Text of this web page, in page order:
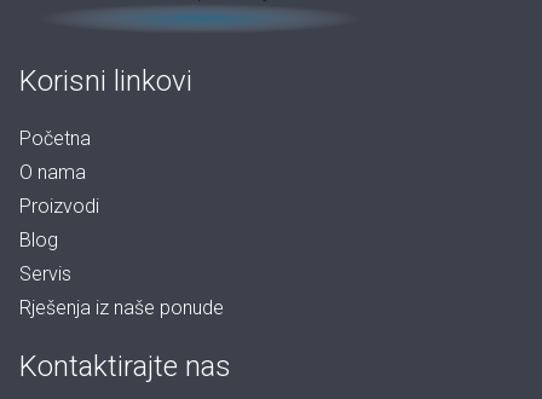
Korisni linkovi
Početna
O nama
Proizvodi
Blog
Servis
Rješenja iz naše ponude
Kontaktirajte nas